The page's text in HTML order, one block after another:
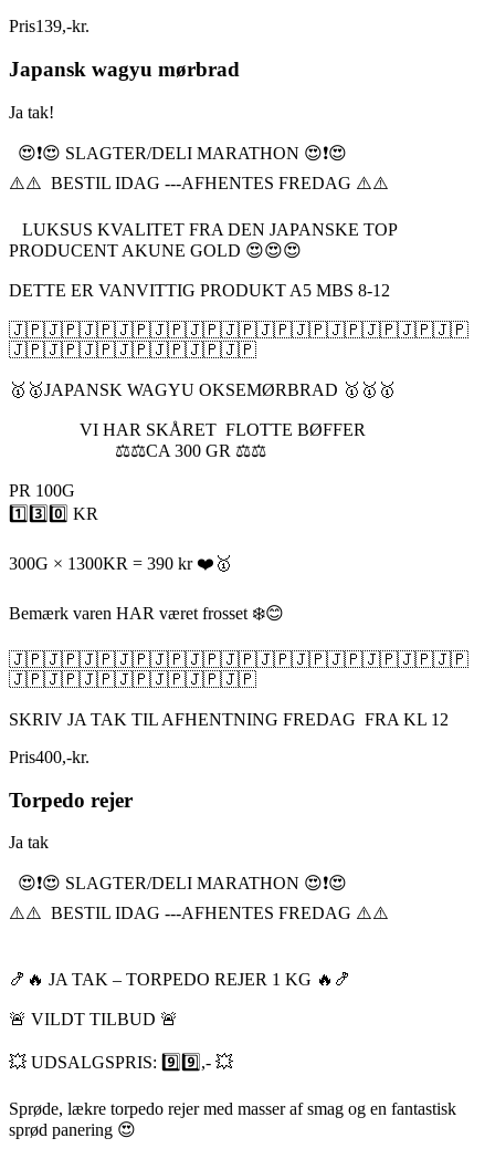
Pris139,-kr.
Japansk wagyu mørbrad
Ja tak!
😍❗️😍 SLAGTER/DELI MARATHON 😍❗️😍
⚠️⚠️ BESTIL IDAG ---AFHENTES FREDAG ⚠️⚠️
LUKSUS KVALITET FRA DEN JAPANSKE TOP
PRODUCENT AKUNE GOLD 😍😍😍
DETTE ER VANVITTIG PRODUKT A5 MBS 8-12
🇯🇵🇯🇵🇯🇵🇯🇵🇯🇵🇯🇵🇯🇵🇯🇵🇯🇵🇯🇵🇯🇵🇯🇵🇯🇵
🇯🇵🇯🇵🇯🇵🇯🇵🇯🇵🇯🇵🇯🇵
🥇🥇JAPANSK WAGYU OKSEMØRBRAD 🥇🥇🥇
VI HAR SKÅRET FLOTTE BØFFER
⚖️⚖️CA 300 GR ⚖️⚖️
PR 100G
1️⃣3️⃣0️⃣ KR
300G × 1300KR = 390 kr ❤️🥇
Bemærk varen HAR været frosset ❄️😊
🇯🇵🇯🇵🇯🇵🇯🇵🇯🇵🇯🇵🇯🇵🇯🇵🇯🇵🇯🇵🇯🇵🇯🇵🇯🇵
🇯🇵🇯🇵🇯🇵🇯🇵🇯🇵🇯🇵🇯🇵
SKRIV JA TAK TIL AFHENTNING FREDAG FRA KL 12
Pris400,-kr.
Torpedo rejer
Ja tak
😍❗️😍 SLAGTER/DELI MARATHON 😍❗️😍
⚠️⚠️ BESTIL IDAG ---AFHENTES FREDAG ⚠️⚠️
🍤🔥 JA TAK – TORPEDO REJER 1 KG 🔥🍤
🚨 VILDT TILBUD 🚨
💥 UDSALGSPRIS: 9️⃣9️⃣,- 💥
Sprøde, lækre torpedo rejer med masser af smag og en fantastisk
sprød panering 😍